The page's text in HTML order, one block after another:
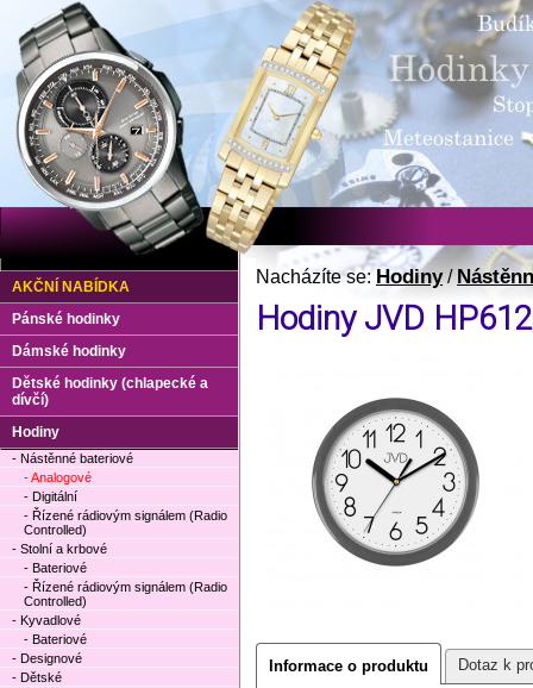
Nacházíte se:Hodiny/
Hodiny JVD
Informace o produktu Dotaz k
AKČNÍ NABÍDKA
Pánské hodinky
Dámské hodinky
Dětské hodinky (chlapecké a
dívčí)
Hodiny
- Nástěnné bateriové
- Analogové
- Digitální
- Řízené rádiovým signálem (Radio
Controlled)
- Stolní a krbové
- Bateriové
- Řízené rádiovým signálem (Radio
Controlled)
- Kyvadlové
- Bateriové
- Designové
- Dětské